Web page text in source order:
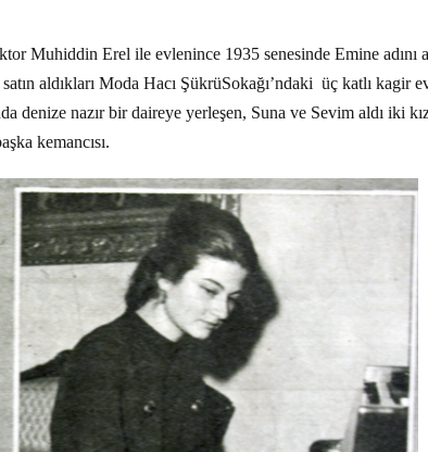
Muhiddin Erel ile evlenince 1935 senesinde Emine adını
aldıkları Moda Hacı ŞükrüSokağı’ndaki üç katlı kagir
denize nazır bir daireye yerleşen, Suna ve Sevim aldı iki
kemancısı.